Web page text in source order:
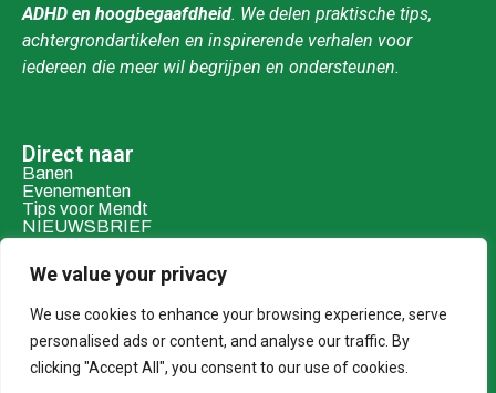
We value your privacy
We use cookies to enhance your browsing experience, serve
personalised ads or content, and analyse our traffic. By
clicking "Accept All", you consent to our use of cookies.
ADHD en hoogbegaafdheid. We delen praktische tips,
achtergrondartikelen en inspirerende verhalen voor
iedereen die meer wil begrijpen en ondersteunen.
Direct naar
Banen
Evenementen
Tips voor Mendt
NIEUWSBRIEF
Contact & social
Over ons
Adverteren
Donaties